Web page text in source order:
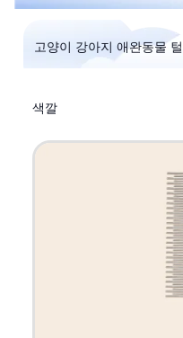
고양이 강아지 애완동물
색깔